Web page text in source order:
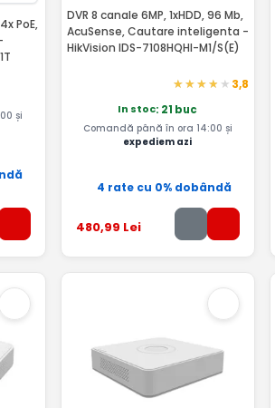
PoE,
și
DVR 8 canale 6MP, 1xHDD, 96 Mb,
AcuSense, Cautare inteligenta -
HikVision IDS-7108HQHI-M1/S(E)
3,8
In stoc: 21 buc
Comandă până în ora 14:00 și
expediem azi
4 rate cu 0% dobândă
480,99 Lei